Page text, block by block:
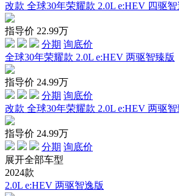
改款 全球30年荣耀款 2.0L e:HEV 四驱智
指导价 22.99万
分期 询底价
全球30年荣耀款 2.0L e:HEV 两驱智臻版
指导价 24.99万
分期 询底价
改款 全球30年荣耀款 2.0L e:HEV 两驱智
指导价 24.99万
分期 询底价
展开全部车型
2024款
2.0L e:HEV 两驱智逸版